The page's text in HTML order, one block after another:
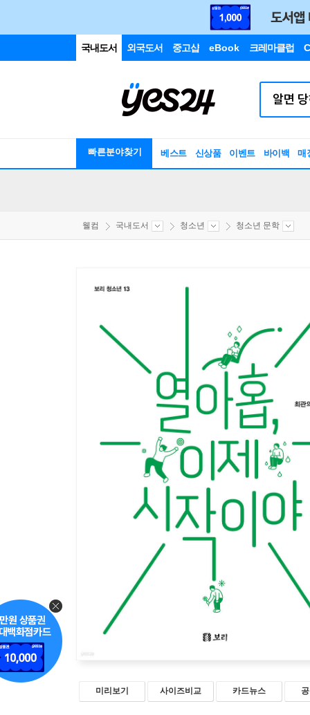
국내도서 외국도서 중고샵 eBook 크레마클럽
빠른분야찾기 베스트 신상품 이벤트 바이백 매
웰컴 국내도서 청소년 청소년 문학
미리보기 사이즈비교 카드뉴스